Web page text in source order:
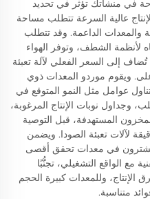
في منشأتك تؤثر في تحديد
عالية السرعة تتطلب مساحة
والمعدات الداعمة. وقد تتطلب
لأنظمة الشطف، وتوفر الهواء
إلى السعر الفعلي لآلة تعبئة
ويقوم موردو المعدات ذوي
عوامل مثل النمو المتوقع في
وجداول نوبات الإنتاج المرغوبة،
المستهدفة، قبل التوصية
لآلات تعبئة الصودا. ويضمن
في معدات تحقق أقصى
مع الواقع التشغيلي، تجنُّبًا
الإنتاج، وللمعدات كبيرة الحجم
متناسبة.